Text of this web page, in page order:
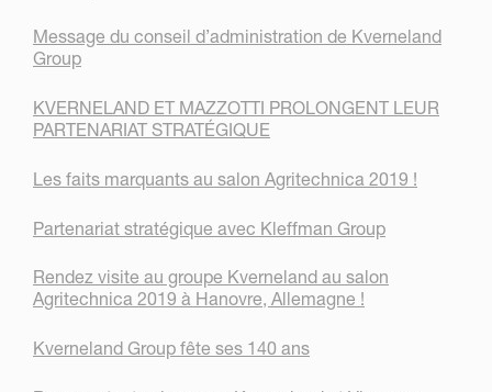
Message du conseil d’administration de Kverneland
Group
KVERNELAND ET MAZZOTTI PROLONGENT LEUR
PARTENARIAT STRATÉGIQUE
Les faits marquants au salon Agritechnica 2019 !
Partenariat stratégique avec Kleffman Group
Rendez visite au groupe Kverneland au salon
Agritechnica 2019 à Hanovre, Allemagne !
Kverneland Group fête ses 140 ans